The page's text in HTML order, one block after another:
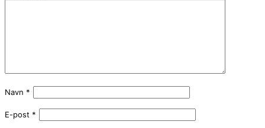
Navn *
E-post *